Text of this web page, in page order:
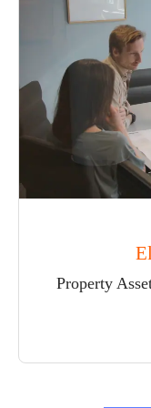
Property